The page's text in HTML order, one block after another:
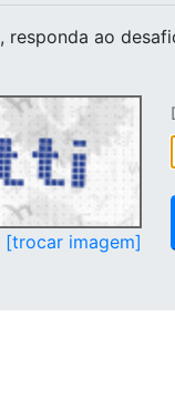
, responda ao
[trocar imagem]